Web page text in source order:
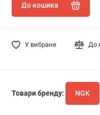
До кошика
У вибране До
Товари бренду: NGK